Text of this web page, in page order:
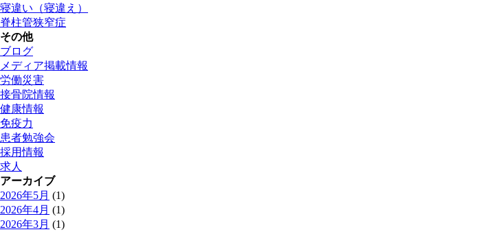
寝違い（寝違え）
脊柱管狭窄症
その他
ブログ
メディア掲載情報
労働災害
接骨院情報
健康情報
免疫力
患者勉強会
採用情報
求人
アーカイブ
2026年5月 (1)
2026年4月 (1)
2026年3月 (1)